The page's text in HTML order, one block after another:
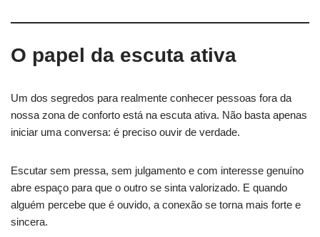
O papel da escuta ativa
Um dos segredos para realmente conhecer pessoas fora da
nossa zona de conforto está na escuta ativa. Não basta apenas
iniciar uma conversa: é preciso ouvir de verdade.
Escutar sem pressa, sem julgamento e com interesse genuíno
abre espaço para que o outro se sinta valorizado. E quando
alguém percebe que é ouvido, a conexão se torna mais forte e
sincera.